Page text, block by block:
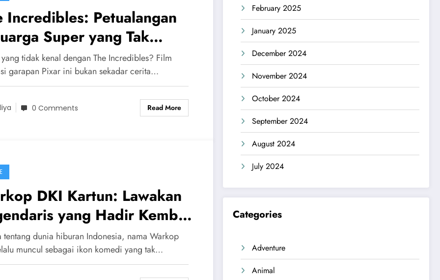
Incredibles: Petualangan
Super yang Tak
tidak kenal dengan The Incredibles? Film
garapan Pixar ini bukan sekadar cerita…
0 Comments Read More
DKI Kartun: Lawakan
yang Hadir Kembali
Animasi Modern
tentang dunia hiburan Indonesia, nama Warkop
muncul sebagai ikon komedi yang tak…
February 2025
January 2025
December 2024
November 2024
October 2024
September 2024
August 2024
July 2024
Categories
Adventure
Animal